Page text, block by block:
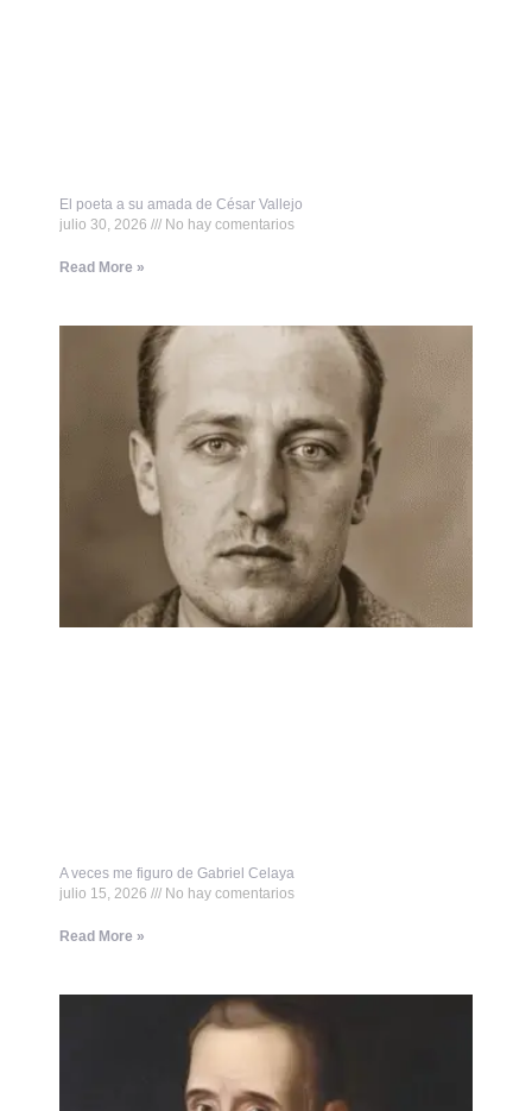
El poeta a su amada de César Vallejo
julio 30, 2026
No hay comentarios
Read More »
A veces me figuro de Gabriel Celaya
julio 15, 2026
No hay comentarios
Read More »